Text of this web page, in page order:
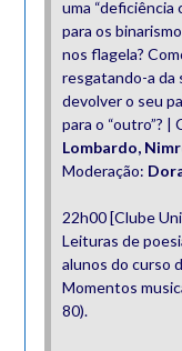
uma “deficiência
para os
nos flagela?
resgatando-a da
devolver o seu
para o “outro”? |
Lombardo,
Moderação:
22h00 [Clube
Leituras de
alunos do curso
Momentos
80).